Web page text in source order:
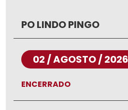
PO LINDO PINGO
02 / AGOSTO / 2026
ENCERRADO